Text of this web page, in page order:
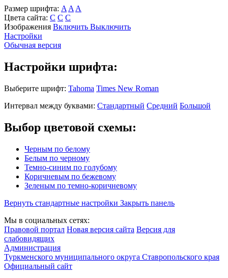
Размер шрифта: A A A
Цвета сайта: С С С
Изображения Включить Выключить
Настройки
Обычная версия
Настройки шрифта:
Выберите шрифт: Tahoma Times New Roman
Интервал между буквами: Стандартный Средний Большой
Выбор цветовой схемы:
Черным по белому
Белым по черному
Темно-синим по голубому
Коричневым по бежевому
Зеленым по темно-коричневому
Вернуть стандартные настройки Закрыть панель
Мы в социальных сетях:
Правовой портал Новая версия сайта Версия для
слабовидящих
Администрация
Туркменского муниципального округа Ставропольского края
Официальный сайт